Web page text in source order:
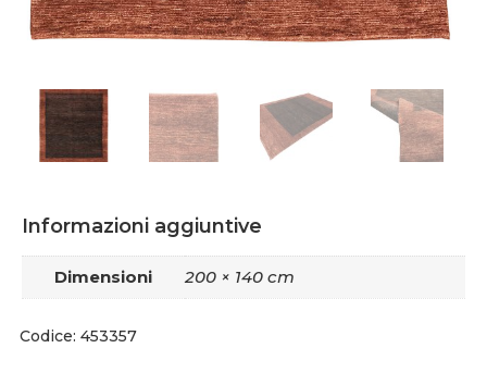
Informazioni aggiuntive
Dimensioni 200 × 140 cm
Codice: 453357